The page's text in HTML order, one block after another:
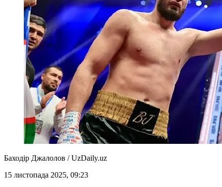
Баходір Джалолов / UzDaily.uz
15 листопада 2025, 09:23